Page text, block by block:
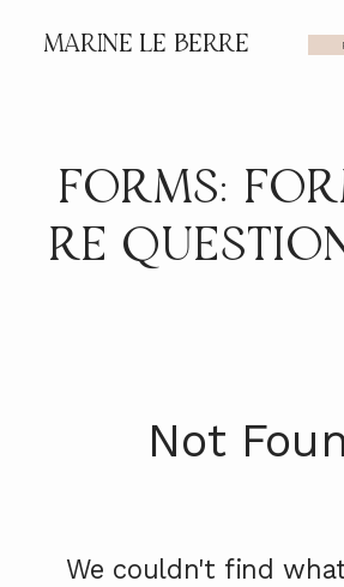
MARINE LE BERRE
FORMS:
RE
Not
We couldn't find
PHOTOS
SERVICES
A PROPOS